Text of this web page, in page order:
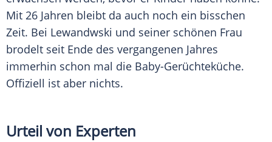
Mit 26 Jahren bleibt da auch noch ein bisschen
Zeit. Bei Lewandwski und seiner schönen Frau
brodelt seit Ende des vergangenen Jahres
immerhin schon mal die Baby-Gerüchteküche.
Offiziell ist aber nichts.
Urteil von Experten